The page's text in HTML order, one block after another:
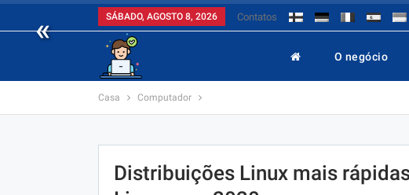
« SÁBADO, AGOSTO 8, 2026 Contatos
O negócio
Casa Computador
Distribuições Linux mais